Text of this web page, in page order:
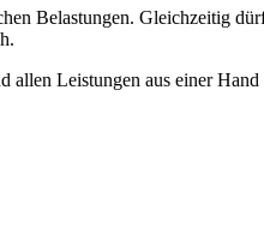
Belastungen. Gleichzeitig
allen Leistungen aus einer